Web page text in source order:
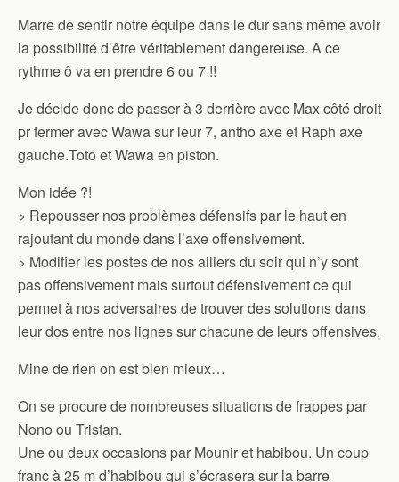
Marre de sentir notre équipe dans le dur sans même avoir
la possibilité d’être véritablement dangereuse. A ce
rythme ô va en prendre 6 ou 7 !!
Je décide donc de passer à 3 derrière avec Max côté droit
pr fermer avec Wawa sur leur 7, antho axe et Raph axe
gauche.Toto et Wawa en piston.
Mon idée ?!
> Repousser nos problèmes défensifs par le haut en
rajoutant du monde dans l’axe offensivement.
> Modifier les postes de nos ailiers du soir qui n’y sont
pas offensivement mais surtout défensivement ce qui
permet à nos adversaires de trouver des solutions dans
leur dos entre nos lignes sur chacune de leurs offensives.
Mine de rien on est bien mieux…
On se procure de nombreuses situations de frappes par
Nono ou Tristan.
Une ou deux occasions par Mounir et habibou. Un coup
franc à 25 m d’habibou qui s’écrasera sur la barre